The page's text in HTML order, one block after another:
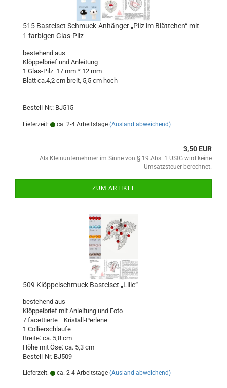
515 Bastelset Schmuck-Anhänger „Pilz im Blättchen“ mit
1 farbigen Glas-Pilz
bestehend aus
Klöppelbrief und Anleitung
1 Glas-Pilz 17 mm * 12 mm
Blatt ca.4,2 cm breit, 5,5 cm hoch
Bestell-Nr.: BJ515
Lieferzeit: ca. 2-4 Arbeitstage (Ausland abweichend)
3,50 EUR
Als Kleinunternehmer im Sinne von § 19 Abs. 1 UStG wird keine
Umsatzsteuer berechnet.
ZUM ARTIKEL
509 Klöppelschmuck Bastelset „Lilie“
bestehend aus
Klöppelbrief mit Anleitung und Foto
7 facettierte Kristall-Perlene
1 Collierschlaufe
Breite: ca. 5,8 cm
Höhe mit Öse: ca. 5,3 cm
Bestell-Nr. BJ509
Lieferzeit: ca. 2-4 Arbeitstage (Ausland abweichend)